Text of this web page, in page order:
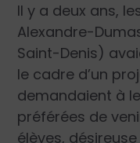
Il y a deux ans,
Alexandre-
Saint-Denis)
le cadre d’un
demandaient à
préférées de
élèves,